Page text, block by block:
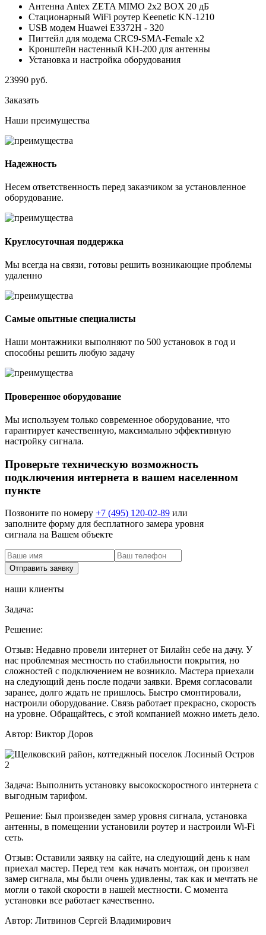
Антенна Antex ZETA MIMO 2x2 BOX 20 дБ
Стационарный WiFi роутер Keenetic KN-1210
USB модем Huawei E3372H - 320
Пигтейл для модема CRC9-SMA-Female x2
Кронштейн настенный KH-200 для антенны
Установка и настройка оборудования
23990 руб.
Заказать
Наши преимущества
Надежность
Несем ответственность перед заказчиком за установленное
оборудование.
Круглосуточная поддержка
Мы всегда на связи, готовы решить возникающие проблемы
удаленно
Самые опытные специалисты
Наши монтажники выполняют по 500 установок в год и
способны решить любую задачу
Проверенное оборудование
Мы используем только современное оборудование, что
гарантирует качественную, максимально эффективную
настройку сигнала.
Проверьте техническую возможность
подключения интернета в вашем населенном
пункте
Позвоните по номеру +7 (495) 120-02-89 или
заполните форму для бесплатного замера уровня
сигнала на Вашем объекте
наши клиенты
Задача:
Решение:
Отзыв: Недавно провели интернет от Билайн себе на дачу. У
нас проблемная местность по стабильности покрытия, но
сложностей с подключением не возникло. Мастера приехали
на следующий день после подачи заявки. Время согласовали
заранее, долго ждать не пришлось. Быстро смонтировали,
настроили оборудование. Связь работает прекрасно, скорость
на уровне. Обращайтесь, с этой компанией можно иметь дело.
Автор: Виктор Доров
Задача: Выполнить установку высокоскоростного интернета с
выгодным тарифом.
Решение: Был произведен замер уровня сигнала, установка
антенны, в помещении установили роутер и настроили Wi-Fi
сеть.
Отзыв: Оставили заявку на сайте, на следующий день к нам
приехал мастер. Перед тем как начать монтаж, он произвел
замер сигнала, мы были очень удивлены, так как и мечтать не
могли о такой скорости в нашей местности. С момента
установки все работает качественно.
Автор: Литвинов Сергей Владимирович